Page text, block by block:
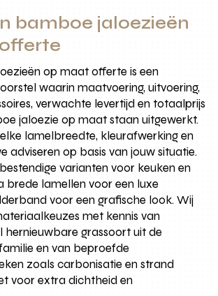
bamboe jaloezieën
op maat offerte is een
waarin maatvoering, uitvoering,
verwachte levertijd en totaalprijs
jaloezie op maat staan uitgewerkt.
lamelbreedte, kleurafwerking en
adviseren op basis van jouw situatie.
varianten voor keuken en
brede lamellen voor een luxe
voor een grafische look. Wij
met kennis van
hernieuwbare grassoort uit de
en van beproefde
zoals carbonisatie en strand
voor extra dichtheid en